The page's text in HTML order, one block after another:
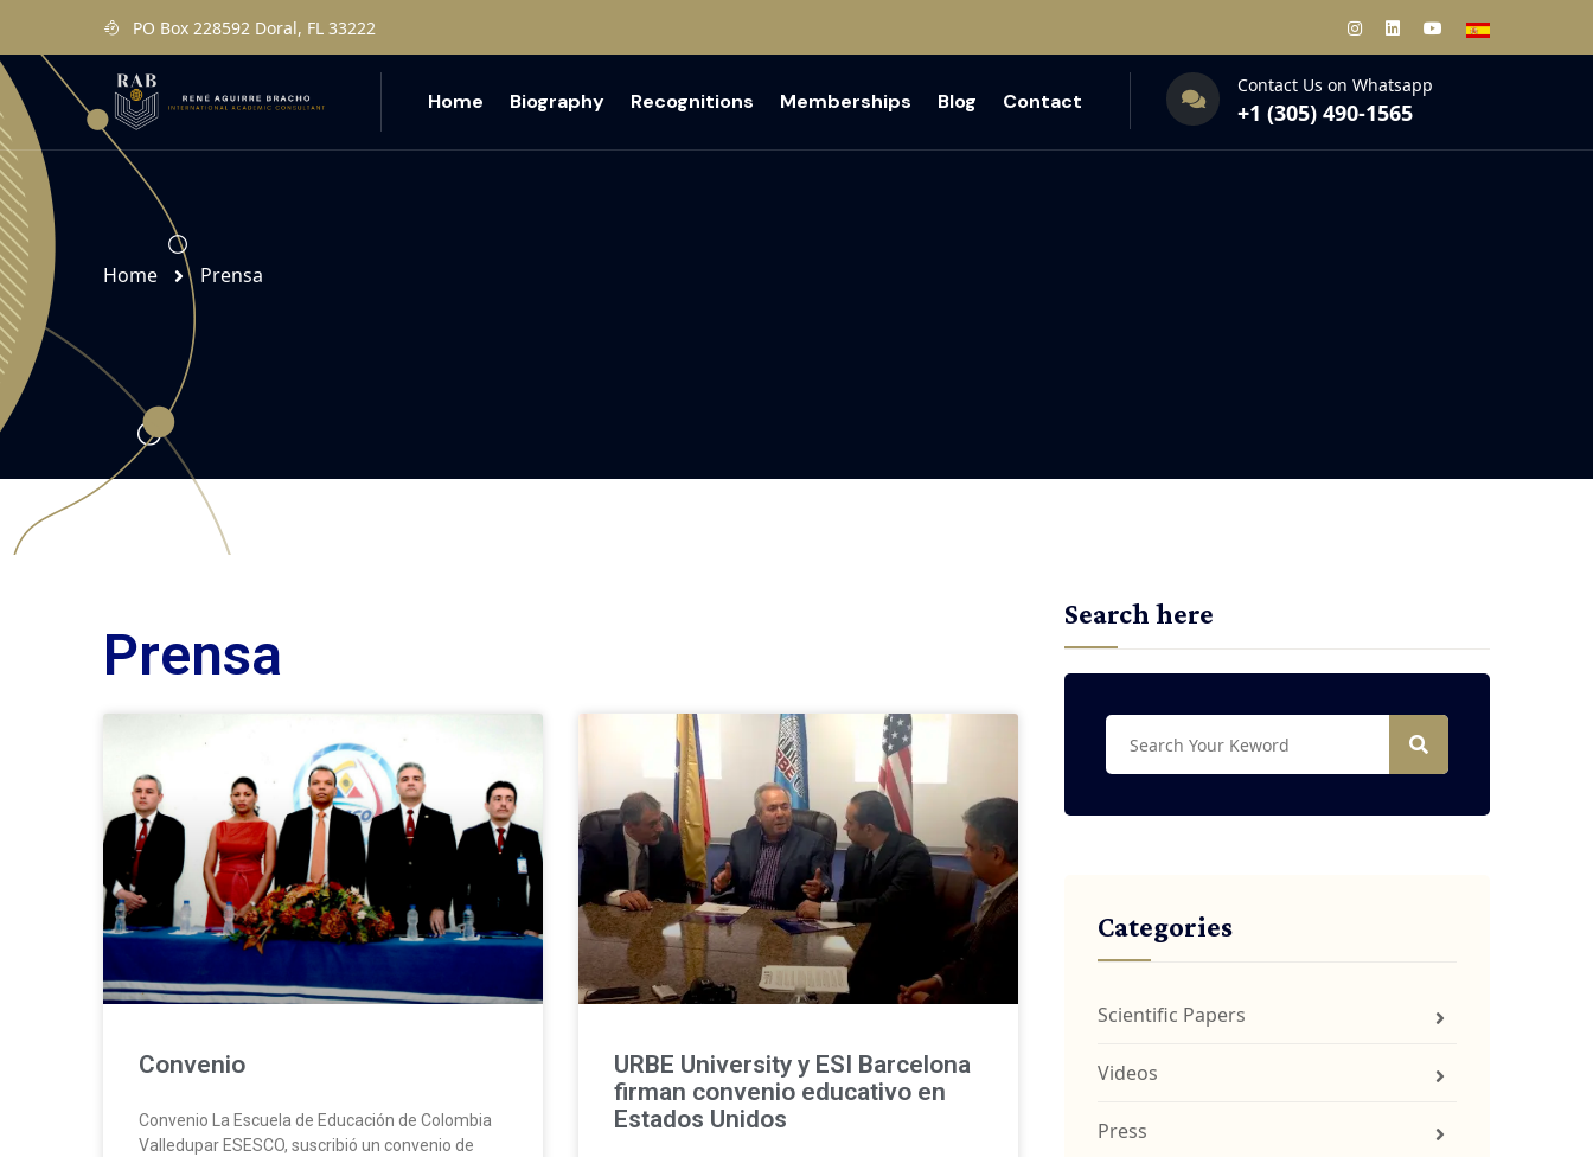
PO Box 228592 Doral, FL 33222
Home Biography Recognitions Memberships Blog Contact
Contact Us on Whatsapp
+1 (305) 490-1565‬
Home Prensa
Prensa
Convenio
Convenio La Escuela de Educación de Colombia
Valledupar ESESCO, suscribió un convenio de
URBE University y ESI Barcelona
firman convenio educativo en
Estados Unidos
Search here
Categories
Scientific Papers
Videos
Press